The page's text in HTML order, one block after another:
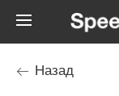
Назад